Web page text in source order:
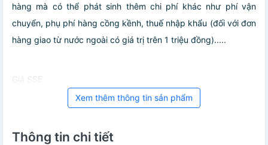
hàng mà có thể phát sinh thêm chi phí khác như phí vận
chuyển, phụ phí hàng cồng kềnh, thuế nhập khẩu (đối với đơn
hàng giao từ nước ngoài có giá trị trên 1 triệu đồng).....
Giá SSE
Xem thêm thông tin sản phẩm
Thông tin chi tiết